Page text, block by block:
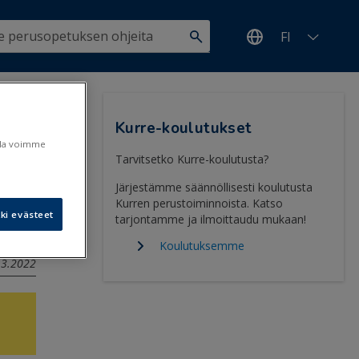
FI
Kurre-koulutukset
Tarvitsetko Kurre-koulutusta?
Järjestämme säännöllisesti koulutusta
Kurren perustoiminnoista. Katso
tarjontamme ja ilmoittaudu mukaan!
Koulutuksemme
voimme
evästeet